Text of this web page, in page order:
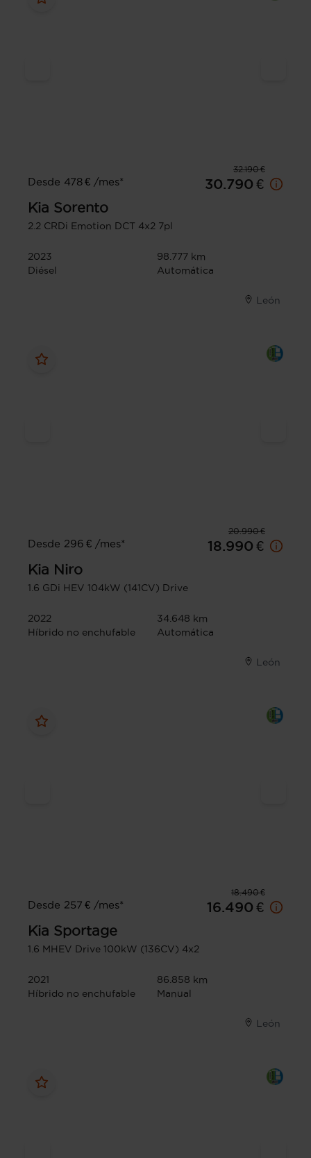
32.190 €
Desde 478 € /mes*
30.790 €
Kia Sorento
2.2 CRDi Emotion DCT 4x2 7pl
2023
98.777 km
Diésel
Automática
León
20.990 €
Desde 296 € /mes*
18.990 €
Kia Niro
1.6 GDi HEV 104kW (141CV) Drive
2022
34.648 km
Híbrido no enchufable
Automática
León
18.490 €
Desde 257 € /mes*
16.490 €
Kia Sportage
1.6 MHEV Drive 100kW (136CV) 4x2
2021
86.858 km
Híbrido no enchufable
Manual
León